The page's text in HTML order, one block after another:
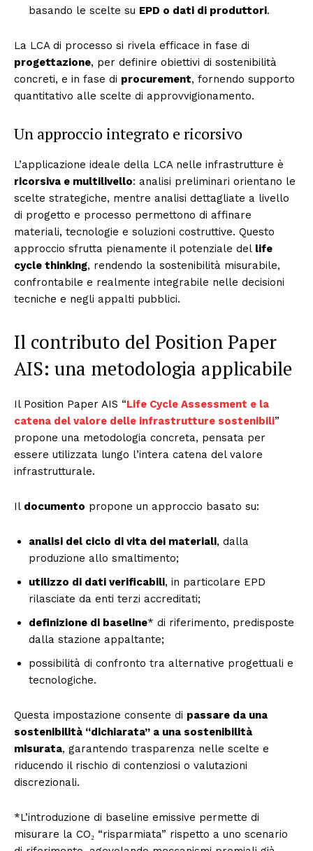
basando le scelte su EPD o dati di produttori.
La LCA di processo si rivela efficace in fase di
progettazione, per definire obiettivi di sostenibilità
concreti, e in fase di procurement, fornendo supporto
quantitativo alle scelte di approvvigionamento.
Un approccio integrato e ricorsivo
L’applicazione ideale della LCA nelle infrastrutture è
ricorsiva e multilivello: analisi preliminari orientano le
scelte strategiche, mentre analisi dettagliate a livello
di progetto e processo permettono di affinare
materiali, tecnologie e soluzioni costruttive. Questo
approccio sfrutta pienamente il potenziale del life
cycle thinking, rendendo la sostenibilità misurabile,
confrontabile e realmente integrabile nelle decisioni
tecniche e negli appalti pubblici.
Il contributo del Position Paper
AIS: una metodologia applicabile
Il Position Paper AIS “Life Cycle Assessment e la
catena del valore delle infrastrutture sostenibili”
propone una metodologia concreta, pensata per
essere utilizzata lungo l’intera catena del valore
infrastrutturale.
Il documento propone un approccio basato su:
analisi del ciclo di vita dei materiali, dalla
produzione allo smaltimento;
utilizzo di dati verificabili, in particolare EPD
rilasciate da enti terzi accreditati;
definizione di baseline* di riferimento, predisposte
dalla stazione appaltante;
possibilità di confronto tra alternative progettuali e
tecnologiche.
Questa impostazione consente di passare da una
sostenibilità “dichiarata” a una sostenibilità
misurata, garantendo trasparenza nelle scelte e
riducendo il rischio di contenziosi o valutazioni
discrezionali.
*L’introduzione di baseline emissive permette di
misurare la CO₂ “risparmiata” rispetto a uno scenario